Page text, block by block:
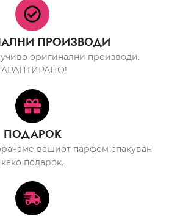
ПРОИЗВОДИ
оригинални производи.
ПОДАРОК
вашиот парфем спакуван
како подарок.